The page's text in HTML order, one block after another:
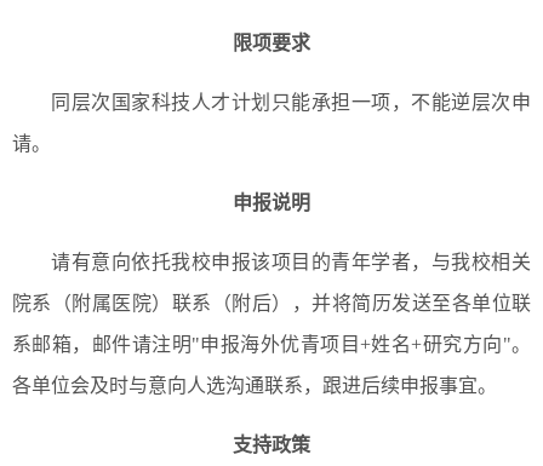
限项要求
同层次国家科技人才计划只能承担一项，不能逆层次申
请。
申报说明
请有意向依托我校申报该项目的青年学者，与我校相关
院系（附属医院）联系（附后），并将简历发送至各单位联
系邮箱，邮件请注明"申报海外优青项目+姓名+研究方向"。
各单位会及时与意向人选沟通联系，跟进后续申报事宜。
支持政策